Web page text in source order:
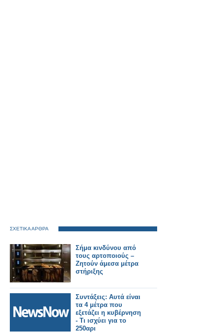
ΣΧΕΤΙΚΑ ΑΡΘΡΑ
Σήμα κινδύνου από
τους αρτοποιούς –
Ζητούν άμεσα μέτρα
στήριξης
Συντάξεις: Αυτά είναι
τα 4 μέτρα που
εξετάζει η κυβέρνηση
- Τι ισχύει για το
250αρι